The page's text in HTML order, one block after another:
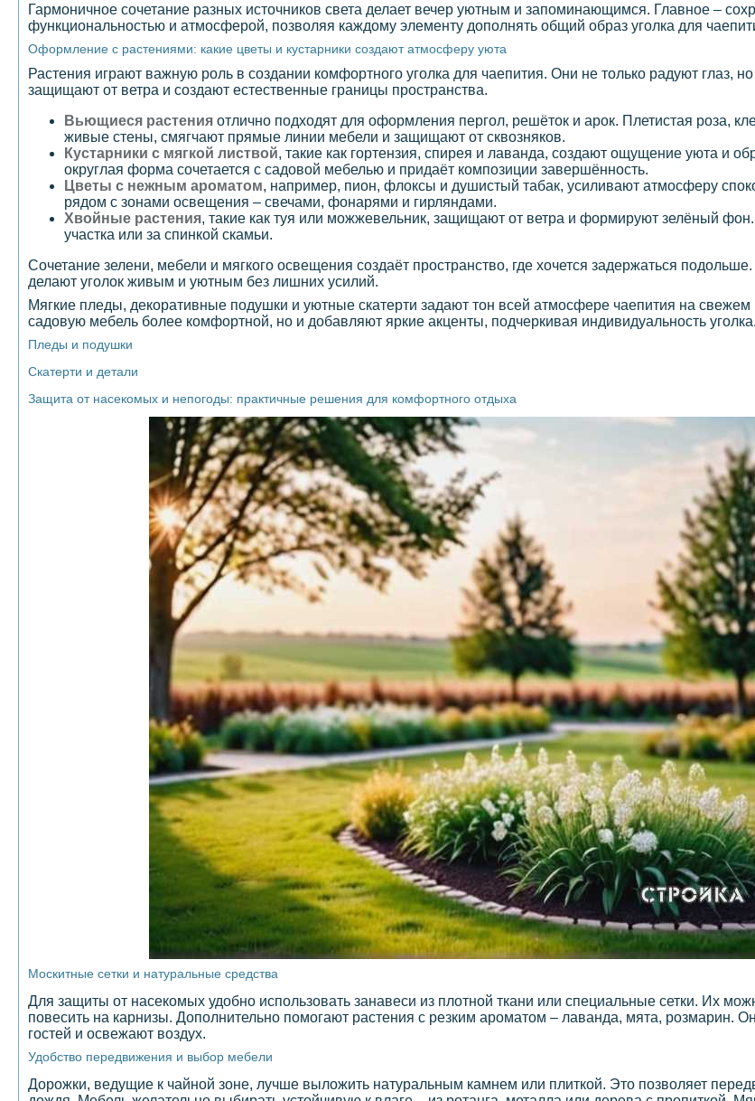
Гармоничное сочетание разных источников света делает вечер уютным и запоминающимся. Главное –
функциональностью и атмосферой, позволяя каждому элементу дополнять общий образ уголка для
Оформление с растениями: какие цветы и кустарники создают атмосферу уюта
Растения играют важную роль в создании комфортного уголка для чаепития. Они не только радуют глаз,
защищают от ветра и создают естественные границы пространства.
Вьющиеся растения отлично подходят для оформления пергол, решёток и арок. Плетистая роза,
живые стены, смягчают прямые линии мебели и защищают от сквозняков.
Кустарники с мягкой листвой, такие как гортензия, спирея и лаванда, создают ощущение уюта и
округлая форма сочетается с садовой мебелью и придаёт композиции завершённость.
Цветы с нежным ароматом, например, пион, флоксы и душистый табак, усиливают атмосферу
рядом с зонами освещения – свечами, фонарями и гирляндами.
Хвойные растения, такие как туя или можжевельник, защищают от ветра и формируют зелёный
участка или за спинкой скамьи.
Сочетание зелени, мебели и мягкого освещения создаёт пространство, где хочется задержаться
делают уголок живым и уютным без лишних усилий.
Мягкие пледы, декоративные подушки и уютные скатерти задают тон всей атмосфере чаепития на свежем
садовую мебель более комфортной, но и добавляют яркие акценты, подчеркивая индивидуальность уголка.
Пледы и подушки
Скатерти и детали
Защита от насекомых и непогоды: практичные решения для комфортного отдыха
Москитные сетки и натуральные средства
Для защиты от насекомых удобно использовать занавеси из плотной ткани или специальные сетки. Их
повесить на карнизы. Дополнительно помогают растения с резким ароматом – лаванда, мята, розмарин.
гостей и освежают воздух.
Удобство передвижения и выбор мебели
Дорожки, ведущие к чайной зоне, лучше выложить натуральным камнем или плиткой. Это позволяет